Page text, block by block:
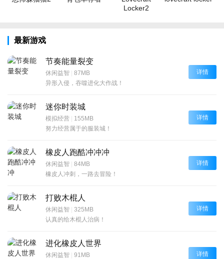
Locker2
最新游戏
节奏能量裂变
休闲益智 | 87MB
异形入侵，吞噬进化大作战！
详情
迷你时装城
模拟经营 | 155MB
努力经营属于的服装城！
详情
橡皮人跑酷冲冲冲
休闲益智 | 84MB
橡皮人冲刺，一路去冒险！
详情
打败木棍人
休闲益智 | 325MB
认真的给木棍人治病！
详情
进化橡皮人世界
休闲益智 | 91MB
详情